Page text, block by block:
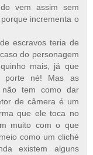
vem assim sem
incrementa o
escravos teria de
do personagem
mais, já que
porte né! Mas as
tem como dar
de câmera é um
que ele toca no
muito com o que
como um cliché
existem alguns